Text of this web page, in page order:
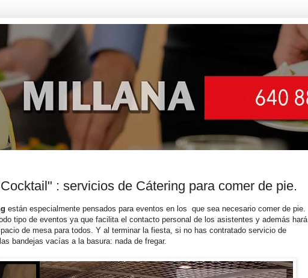
: servicios de Cátering para comer de pie.
están especialmente pensados para eventos en los que sea necesario comer de pie.
tipo de eventos ya que facilita el contacto personal de los asistentes y además hará
de mesa para todos. Y al terminar la fiesta, si no has contratado servicio de
bandejas vacías a la basura: nada de fregar.